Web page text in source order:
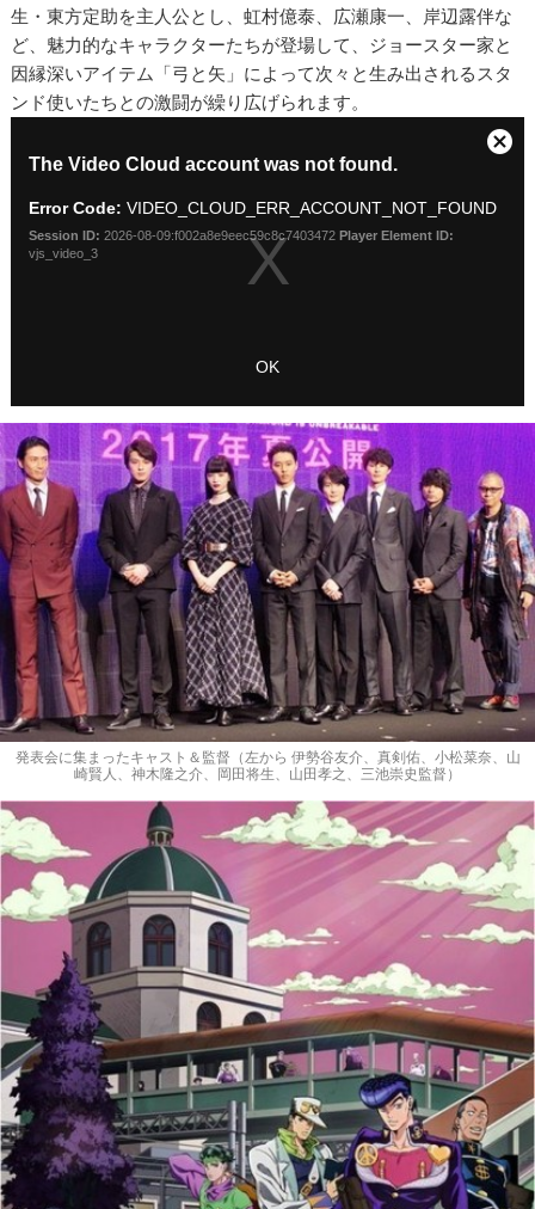
生・東方定助を主人公とし、虹村億泰、広瀬康一、岸辺露伴な
ど、魅力的なキャラクターたちが登場して、ジョースター家と
因縁深いアイテム「弓と矢」によって次々と生み出されるスタ
ンド使いたちとの激闘が繰り広げられます。
発表会に集まったキャスト＆監督（左から 伊勢谷友介、真剣佑、小松菜奈、山
崎賢人、神木隆之介、岡田将生、山田孝之、三池崇史監督）